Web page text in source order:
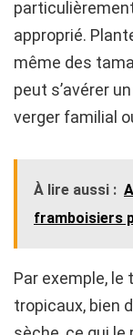
approprié.
même des
peut s’avérer
verger familial
À lire aussi :
framboisiers
Par exemple,
tropicaux, bien